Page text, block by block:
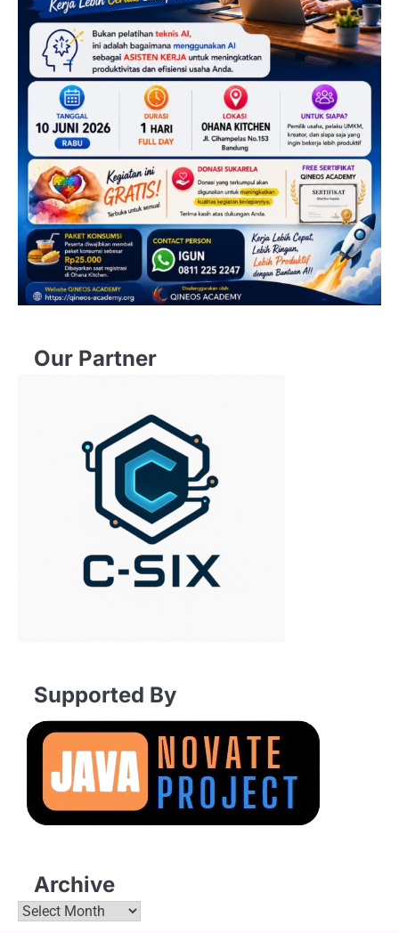
Our Partner
Supported By
Archive
Archive